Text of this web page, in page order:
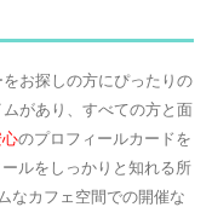
お探しの方にぴったりの
があり、すべての方と面
のプロフィールカードを
ルをしっかりと知れる所
なカフェ空間での開催な